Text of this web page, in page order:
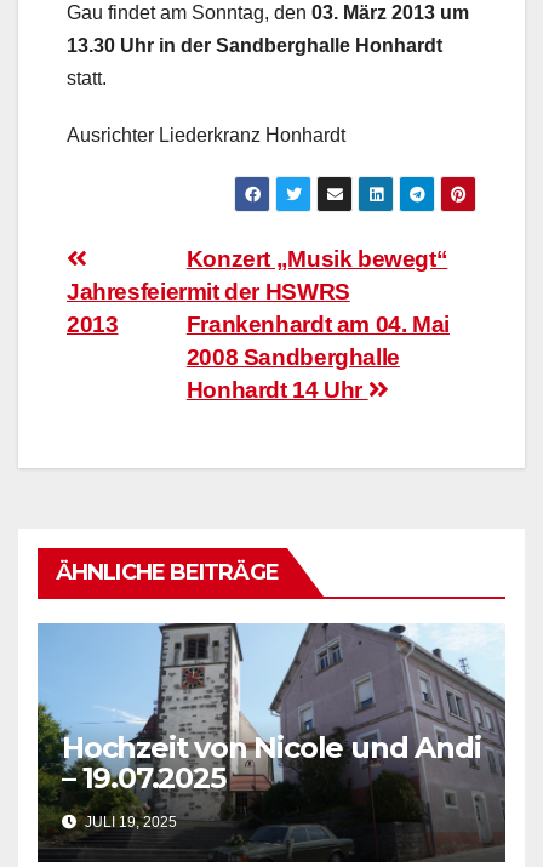
Gau findet am Sonntag, den 03. März 2013 um
13.30 Uhr in der Sandberghalle Honhardt
statt.
Ausrichter Liederkranz Honhardt
Beitragsnavigation
Konzert „Musik bewegt“
mit der HSWRS
Frankenhardt am 04. Mai
2008 Sandberghalle
Honhardt 14 Uhr
Jahresfeier
2013
ÄHNLICHE BEITRÄGE
Hochzeit von Nicole und Andi
– 19.07.2025
JULI 19, 2025